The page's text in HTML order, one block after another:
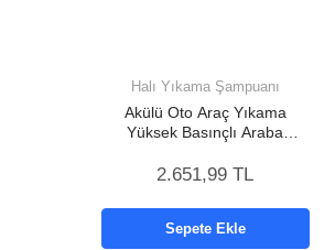
Halı Yıkama Şampuanı
Akülü Oto Araç Yıkama
Yüksek Basınçlı Araba
2.651,99 TL
Sepete Ekle